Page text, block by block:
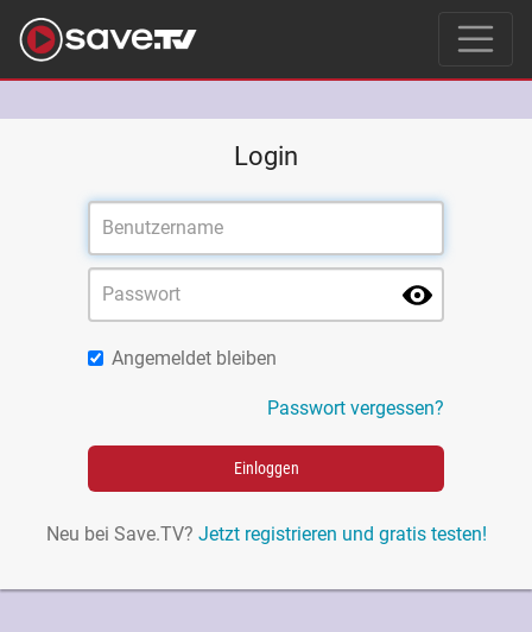
Login
Angemeldet bleiben
Passwort vergessen?
Einloggen
Neu bei Save.TV? Jetzt registrieren und gratis testen!